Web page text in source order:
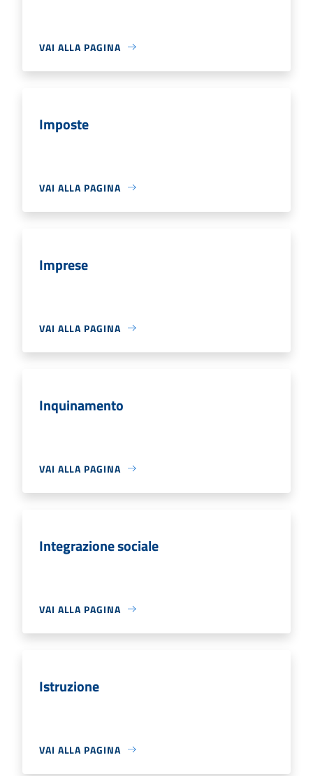
VAI ALLA PAGINA
Imposte
VAI ALLA PAGINA
Imprese
VAI ALLA PAGINA
Inquinamento
VAI ALLA PAGINA
Integrazione sociale
VAI ALLA PAGINA
Istruzione
VAI ALLA PAGINA